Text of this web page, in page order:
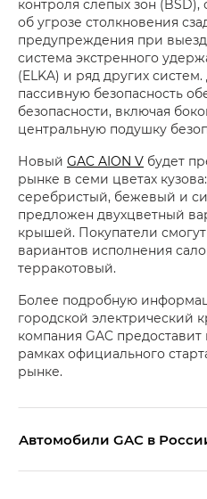
контроля слепых зон
об угрозе столкновения
предупреждения при
система экстренного
(ELKA) и ряд других
пассивную безопасность
безопасности, включая
центральную подушку
Новый GAC AION V будет
рынке в семи цветах
серебристый, бежевый и
предложен двухцветный
крышей. Покупатели
вариантов исполнения
терракотовый.
Более подробную
городской электрический
компания GAC
рамках официального
рынке.
Aвтомобили GAC в